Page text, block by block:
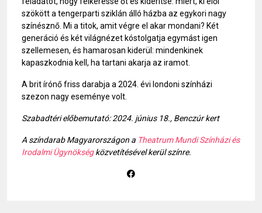
szökött a tengerparti sziklán álló házba az egykori nagy
színésznő. Mi a titok, amit végre el akar mondani? Két
generáció és két világnézet kóstolgatja egymást igen
szellemesen, és hamarosan kiderül: mindenkinek
kapaszkodnia kell, ha tartani akarja az iramot.
A brit írónő friss darabja a 2024. évi londoni színházi
szezon nagy eseménye volt.
Szabadtéri előbemutató: 2024. június 18., Benczúr kert
A színdarab Magyarországon a Theatrum Mundi Színházi és
Irodalmi Ügynökségközvetítésével kerül színre.